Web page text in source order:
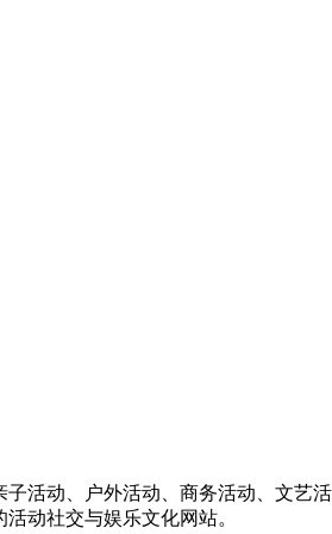
活动、户外活动、商务活动、文艺
动社交与娱乐文化网站。